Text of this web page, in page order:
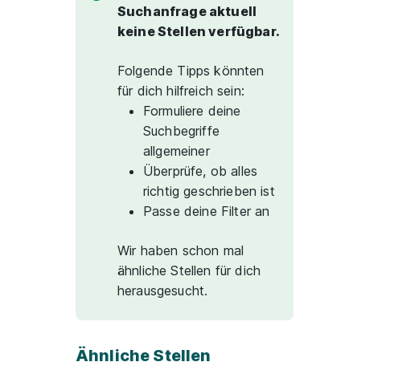
Suchanfrage aktuell
keine Stellen verfügbar.
Folgende Tipps könnten
für dich hilfreich sein:
Formuliere deine
Suchbegriffe
allgemeiner
Überprüfe, ob alles
richtig geschrieben ist
Passe deine Filter an
Wir haben schon mal
ähnliche Stellen für dich
herausgesucht.
Ähnliche Stellen